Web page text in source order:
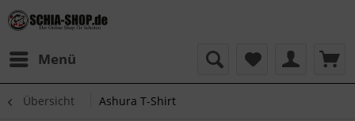
Menü
Übersicht Ashura T-Shirt